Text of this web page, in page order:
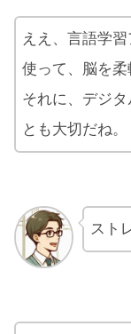
ええ、言語学
使って、脳を柔
それに、デジ
とも大切だね。
スト